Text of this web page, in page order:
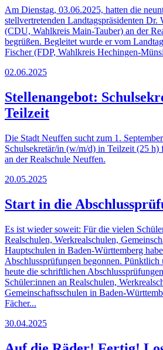
Am Dienstag, 03.06.2025, hatten die
stellvertretenden Landtagspräsidenten Dr.
(CDU, Wahlkreis Main-Tauber) an der
begrüßen. Begleitet wurde er vom
Fischer (FDP, Wahlkreis Hechingen-
02.06.2025
Stellenangebot:
Teilzeit
Die Stadt Neuffen sucht zum 1.
Schulsekretär/in (w/m/d) in Teilzeit (25 h)
an der Realschule Neuffen.
20.05.2025
Start in die
Es ist wieder soweit: Für die vielen
Realschulen, Werkrealschulen,
Hauptschulen in Baden-Württemberg
Abschlussprüfungen begonnen.
heute die schriftlichen
Schüler:innen an Realschulen,
Gemeinschaftsschulen in Baden-
Fächer...
30.04.2025